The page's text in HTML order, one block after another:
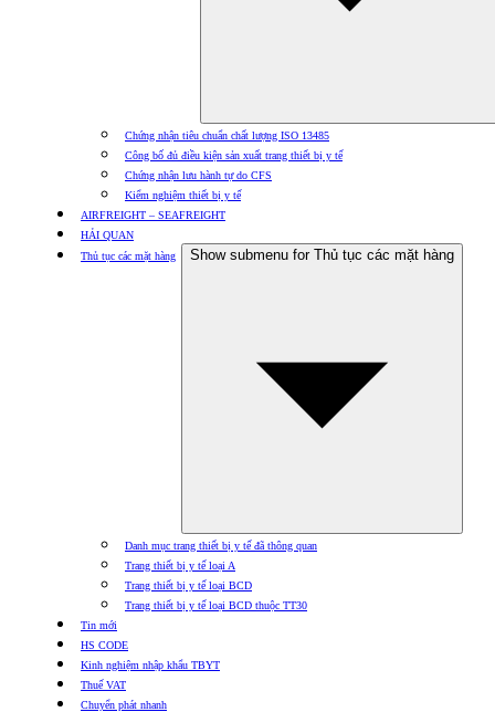
Chứng nhận tiêu chuẩn chất lượng ISO 13485
Công bố đủ điều kiện sản xuất trang thiết bị y tế
Chứng nhận lưu hành tự do CFS
Kiểm nghiệm thiết bị y tế
AIRFREIGHT – SEAFREIGHT
HẢI QUAN
Thủ tục các mặt hàng
Show submenu for Thủ tục các mặt hàng
Danh mục trang thiết bị y tế đã thông quan
Trang thiết bị y tế loại A
Trang thiết bị y tế loại BCD
Trang thiết bị y tế loại BCD thuộc TT30
Tin mới
HS CODE
Kinh nghiệm nhập khẩu TBYT
Thuế VAT
Chuyển phát nhanh